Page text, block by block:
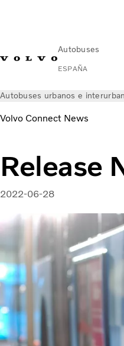
Autobuses
ESPAÑA
Autobuses urbanos e
Volvo Connect News
Release
2022-06-28